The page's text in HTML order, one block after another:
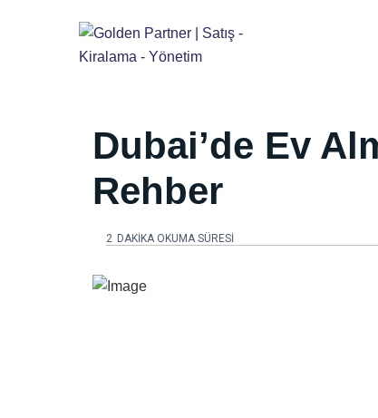
Dubai’de Ev
Rehber
2 DAKIKA OKUMA SÜRESI